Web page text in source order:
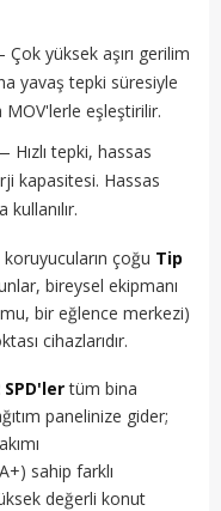
yüksek aşırı gerilim
yavaş tepki süresiyle
MOV'lerle eşleştirilir.
Hızlı tepki, hassas
kapasitesi. Hassas
koruyucuların çoğu Tip
bireysel ekipmanı
bir eğlence merkezi)
cihazlarıdır.
tüm bina
panelinize gider;
sahip farklı
değerli konut